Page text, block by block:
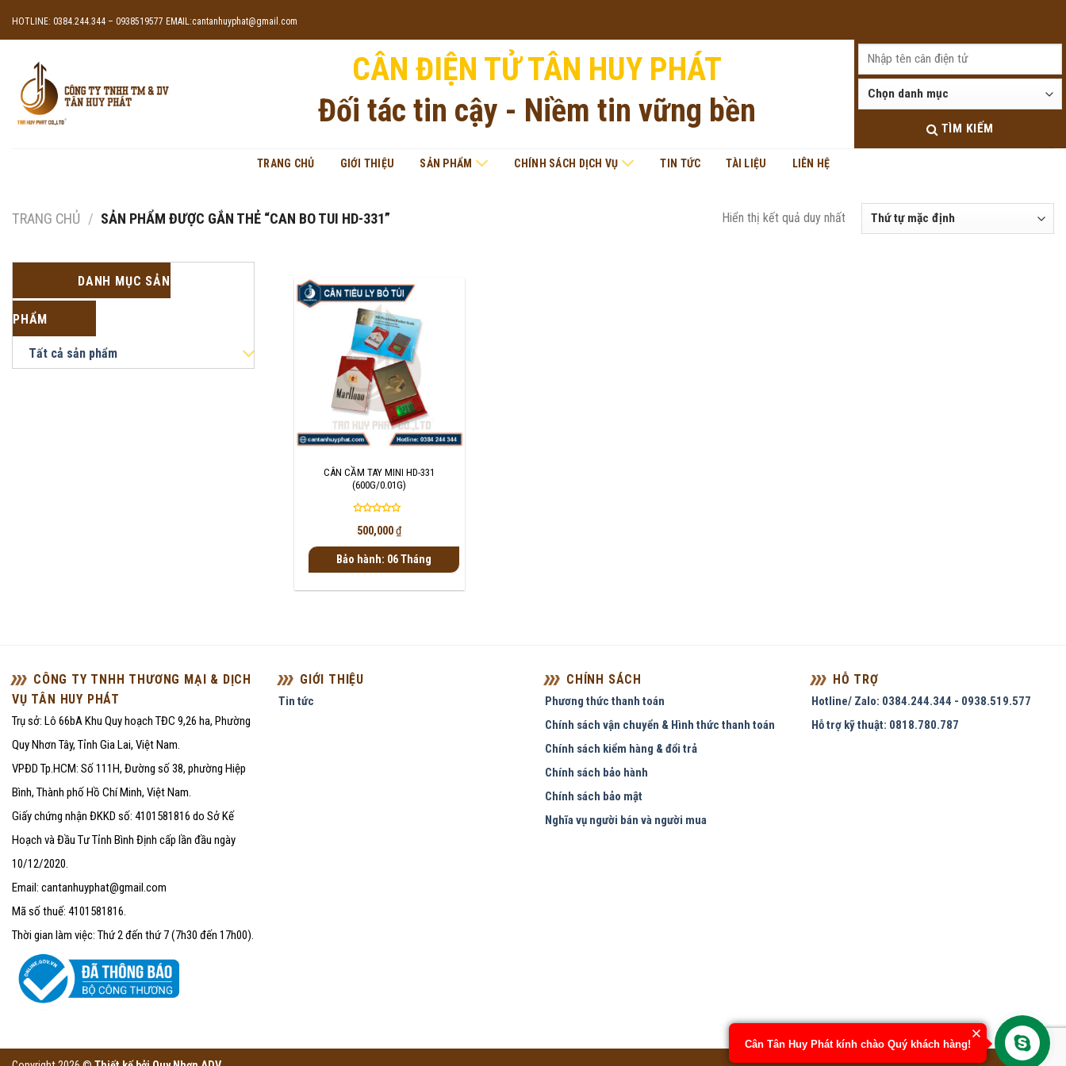
HOTLINE: 0384.244.344 – 0938519577 EMAIL:cantanhuyphat@gmail.com
CÂN ĐIỆN TỬ TÂN HUY PHÁT
Đối tác tin cậy - Niềm tin vững bền
TÌM KIẾM
TRANG CHỦ GIỚI THIỆU SẢN PHẨM CHÍNH SÁCH DỊCH VỤ TIN TỨC TÀI LIỆU LIÊN HỆ
TRANG CHỦ / SẢN PHẨM ĐƯỢC GẮN THẺ “CAN BO TUI HD-331” Hiển thị kết quả duy nhất
DANH MỤC SẢN
PHẨM
Tất cả sản phẩm
+
CÂN CẦM TAY MINI HD-331
(600G/0.01G)
Được
hạng
0
sao
500,000₫
Bảo hành: 06 Tháng
Cân Tân Huy Phát kính chào Quý khách hàng!
CÔNG TY TNHH THƯƠNG MẠI & DỊCH
VỤ TÂN HUY PHÁT
Trụ sở: Lô 66bA Khu Quy hoạch TĐC 9,26 ha, Phường
Quy Nhơn Tây, Tỉnh Gia Lai, Việt Nam.
VPĐD Tp.HCM: Số 111H, Đường số 38, phường Hiệp
Bình, Thành phố Hồ Chí Minh, Việt Nam.
Giấy chứng nhận ĐKKD số: 4101581816 do Sở Kế
Hoạch và Đầu Tư Tỉnh Bình Định cấp lần đầu ngày
10/12/2020.
Email: cantanhuyphat@gmail.com
Mã số thuế: 4101581816.
Thời gian làm việc: Thứ 2 đến thứ 7 (7h30 đến 17h00).
GIỚI THIỆU
Tin tức
CHÍNH SÁCH
Phương thức thanh toán
Chính sách vận chuyển & Hình thức thanh toán
Chính sách kiểm hàng & đổi trả
Chính sách bảo hành
Chính sách bảo mật
Nghĩa vụ người bán và người mua
HỖ TRỢ
Hotline/ Zalo: 0384.244.344 - 0938.519.577
Hỗ trợ kỹ thuật: 0818.780.787